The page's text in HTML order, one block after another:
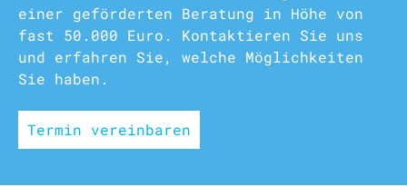
einer geförderten Beratung in Höhe von
fast 50.000 Euro. Kontaktieren Sie uns
und erfahren Sie, welche Möglichkeiten
Sie haben.
Termin vereinbaren